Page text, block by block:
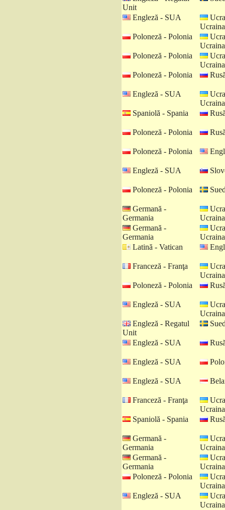
Unit
Engleză - SUA
Ucraina
Poloneză - Polonia
Ucraina
Poloneză - Polonia
Ucraina
Poloneză - Polonia
Engleză - SUA
Ucraina
Spaniolă - Spania
Poloneză - Polonia
Poloneză - Polonia
Engleză - SUA
Poloneză - Polonia
Germană -
Germania
Ucraina
Germană -
Germania
Ucraina
Latină - Vatican
Franceză - Franţa
Ucraina
Poloneză - Polonia
Engleză - SUA
Ucraina
Engleză - Regatul
Unit
Engleză - SUA
Engleză - SUA
Engleză - SUA
Franceză - Franţa
Ucraina
Spaniolă - Spania
Germană -
Germania
Ucraina
Germană -
Germania
Ucraina
Poloneză - Polonia
Ucraina
Engleză - SUA
Ucraina